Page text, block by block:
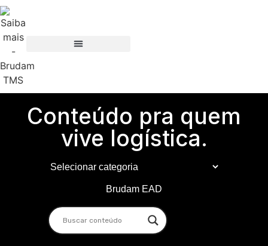
Conteúdo pra quem
vive logística.
Brudam EAD